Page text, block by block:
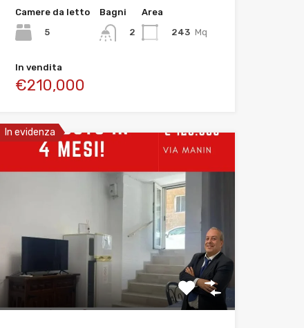
Camere da letto
5
Bagni
2
Area
243 Mq
In vendita
€210,000
In evidenza